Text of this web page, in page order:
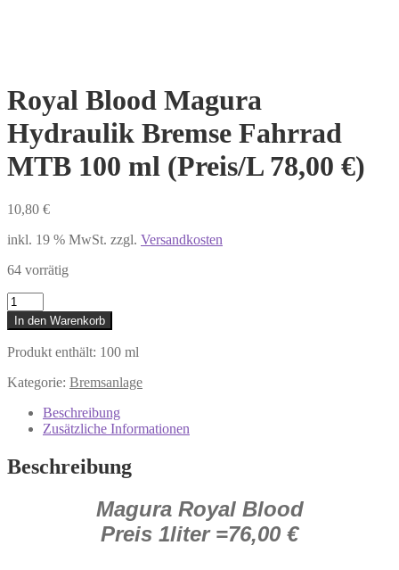
Royal Blood Magura
Hydraulik Bremse Fahrrad
MTB 100 ml (Preis/L 78,00 €)
10,80 €
inkl. 19 % MwSt. zzgl. Versandkosten
64 vorrätig
Royal
Blood
Magura
Hydraulik
Fahrrad
78,00
€)
In den Warenkorb
Produkt enthält: 100 ml
Kategorie: Bremsanlage
Beschreibung
Zusätzliche Informationen
Beschreibung
Magura Royal Blood
Preis 1liter =76,00 €